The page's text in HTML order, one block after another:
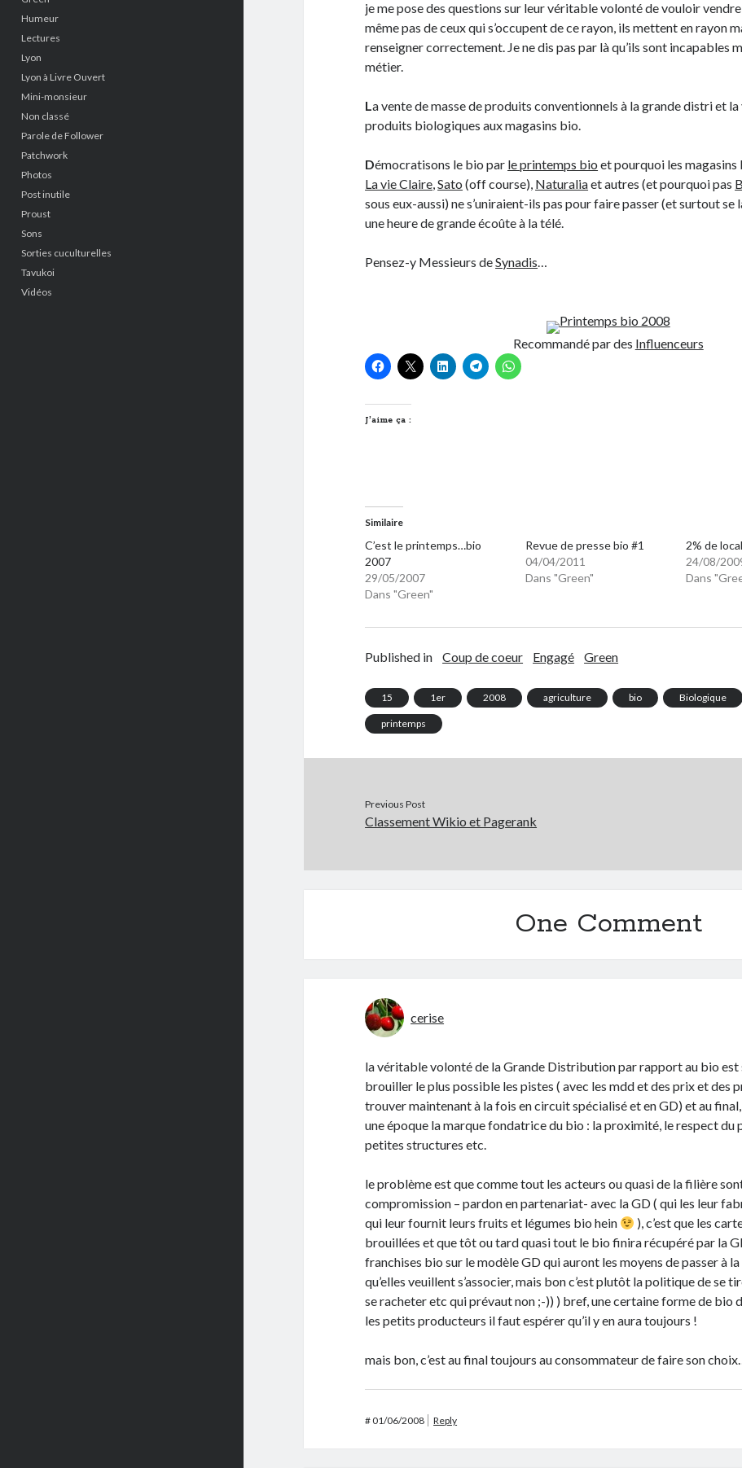
Humeur
Lectures
Lyon
Lyon à Livre Ouvert
Mini-monsieur
Non classé
Parole de Follower
Patchwork
Photos
Post inutile
Proust
Sons
Sorties cuculturelles
Tavukoi
Vidéos
je me pose des questions sur leur véritable volonté de vouloir
même pas de ceux qui s’occupent de ce rayon, ils mettent en rayon
renseigner correctement. Je ne dis pas par là qu’ils sont incapables
métier.
La vente de masse de produits conventionnels à la grande distri et
produits biologiques aux magasins bio.
Démocratisons le bio par le printemps bio et pourquoi les
La vie Claire,Sato (off course), Naturaliaet autres (et pourquoi pas
sous eux-aussi) ne s’uniraient-ils pas pour faire passer (et surtout se
une heure de grande écoûte à la télé.
Pensez-y Messieurs deSynadis…
Recommandé par des Influenceurs
J’aime ça :
Similaire
C’est le printemps…bio
2007
29/05/2007
Dans "Green"
Revue de presse bio #1
04/04/2011
Dans "Green"
2% de
24/08/
Dans
Published in Coup de coeur Engagé Green
15 1er 2008 agriculture bio Biologique
printemps
Previous Post
Classement Wikio et Pagerank
One Comment
cerise
la véritable volonté de la Grande Distribution par rapport au bio est
brouiller le plus possible les pistes ( avec les mdd et des prix et des
trouver maintenant à la fois en circuit spécialisé et en GD) et au
une époque la marque fondatrice du bio : la proximité, le respect du
petites structures etc.
le problème est que comme tout les acteurs ou quasi de la filière
compromission – pardon en partenariat- avec la GD ( qui les leur
qui leur fournit leurs fruits et légumes bio hein
), c’est que les
brouillées et que tôt ou tard quasi tout le bio finira récupéré par la
franchises bio sur le modèle GD qui auront les moyens de passer à
qu’elles veuillent s’associer, mais bon c’est plutôt la politique de se
se racheter etc qui prévaut non ;-)) ) bref, une certaine forme de bio
les petits producteurs il faut espérer qu’il y en aura toujours !
mais bon, c’est au final toujours au consommateur de faire son
#01/06/2008 Reply